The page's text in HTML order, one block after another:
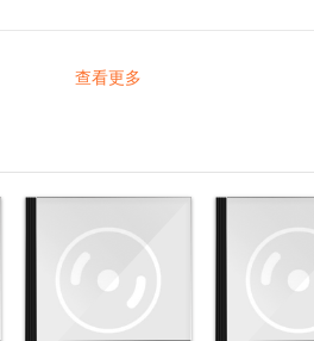
查看更多